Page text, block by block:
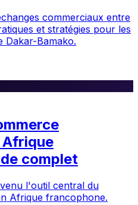
commerciaux entre
et stratégies pour les
Dakar-Bamako.
complet
l'outil central du
Afrique francophone.